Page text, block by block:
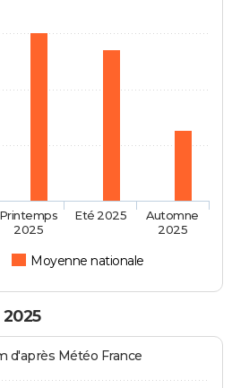
Moyenne nationale
Printemps
2025
Eté 2025
Automne
2025
d'après Météo France